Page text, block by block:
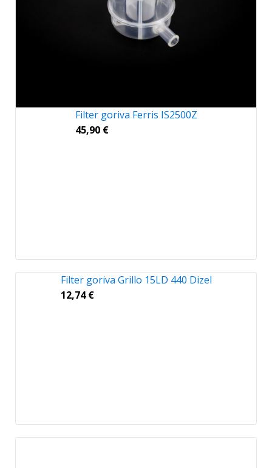
Filter goriva Ferris IS2500Z
45,90 €
Filter goriva Grillo 15LD 440 Dizel
12,74€